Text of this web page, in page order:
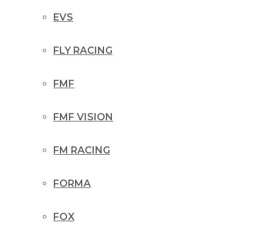
EVS
FLY RACING
FMF
FMF VISION
FM RACING
FORMA
FOX